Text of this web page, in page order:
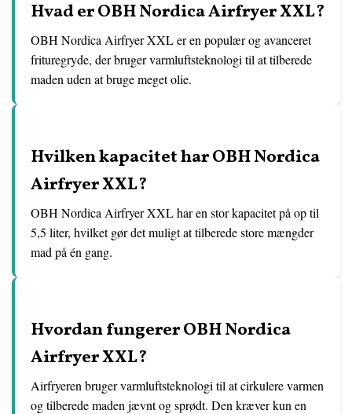
Hvad er OBH Nordica Airfryer XXL?
OBH Nordica Airfryer XXL er en populær og avanceret
frituregryde, der bruger varmluftsteknologi til at tilberede
maden uden at bruge meget olie.
Hvilken kapacitet har OBH Nordica
Airfryer XXL?
OBH Nordica Airfryer XXL har en stor kapacitet på op til
5,5 liter, hvilket gør det muligt at tilberede store mængder
mad på én gang.
Hvordan fungerer OBH Nordica
Airfryer XXL?
Airfryeren bruger varmluftsteknologi til at cirkulere varmen
og tilberede maden jævnt og sprødt. Den kræver kun en